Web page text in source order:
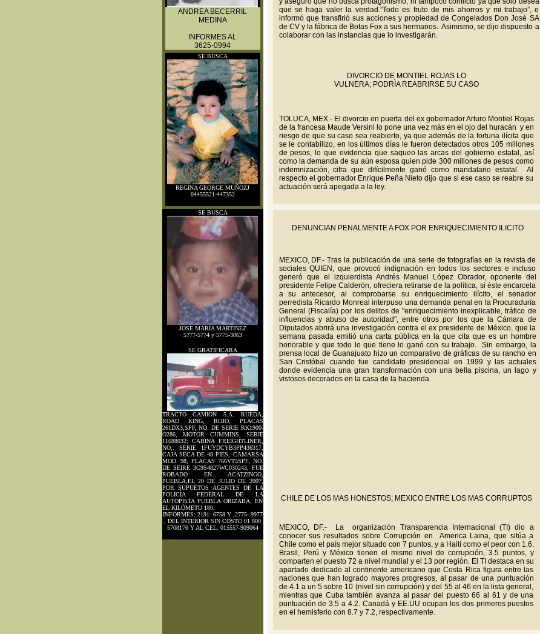
ANDREA BECERRIL
MEDINA
INFORMES AL
3625-0994
SE BUSCA
REGINA GEORGE MUÑOZJ
04455521-447352
SE BUSCA
JOSE MARIA MARTINEZ
5777-5774 y 5775-3063
SE GRATIFICARA
TRACTO CAMION 5.A. RUEDA,
ROAD KING, ROJO, PLACAS
261DX3,SPF, NO. DE SERIE RK1900-
O286, MOTOR CUMMINS, SERIE
11688032; CABINA FREIGHTLINER,
NO,. SERIE 1FUYDCYB3PP436317,
CAJA SECA DE 48 PIES, CAMARSA
MOD. 98, PLACAS 766VT5SPF, NO.
DE SEIRE 3C9S4827WC030243, FUE
ROBADO EN ACATZINGO,
PUEBLA,EL 20 DE JULIO DE 2007,
POR SUPUETOS AGENTES DE LA
POLICÌA FEDERAL DE LA
AUTOPISTA PUEBLA ORIZABA, EN
EL KILÒMETO 180.
INFORMES: 2191-.6758 Y ,2775-.9977
, DEL INTERIOR SIN COSTO 01 800
5708176 Y AL CEL: 015557-909064
que se haga valer la verdad.”Todo es fruto de mis ahorros y mi trabajo”, e
informó que transfirió sus acciones y propiedad de Congelados Don José SA
de CV y la fábrica de Botas Fox a sus hermanos. Asimismo, se dijo dispuesto a
colaborar con las instancias que lo investigarán.
DIVORCIO DE MONTIEL ROJAS LO
VULNERA; PODRÌA REABRIRSE SU CASO
TOLUCA, MEX.- El divorcio en puerta del ex gobernador Arturo Montiel Rojas
de la francesa Maude Versini lo pone una vez más en el ojo del huracán y en
riesgo de que su caso sea reabierto, ya que además de la fortuna ilícita que
se le contabilizo, en los últimos días le fueron detectados otros 105 millones
de pesos, lo que evidencia que saqueo las arcas del gobierno estatal, así
como la demanda de su aún esposa quien pide 300 millones de pesos como
indemnización, cifra que difícilmente ganó como mandatario estatal. Al
respecto el gobernador Enrique Peña Nieto dijo que si ese caso se reabre su
actuación será apegada a la ley.
DENUNCIAN PENALMENTE A FOX POR ENRIQUECIMIENTO ILICITO
MEXICO, DF.- Tras la publicación de una serie de fotografías en la revista de
sociales QUIEN, que provocó indignación en todos los sectores e incluso
generó que el izquierdista Andrés Manuel López Obrador, oponente del
presidente Felipe Calderón, ofreciera retirarse de la política, si éste encarcela
a su antecesor, al comprobarse su enriquecimiento ilícito, el senador
perredista Ricardo Monreal interpuso una demanda penal en la Procuraduría
General (Fiscalía) por los delitos de "enriquecimiento inexplicable, tráfico de
influencias y abuso de autoridad", entre otros por los que la Cámara de
Diputados abrirá una investigación contra el ex presidente de México, que la
semana pasada emitió una carta pública en la que cita que es un hombre
honorable y que todo lo que tiene lo ganó con su trabajo. Sin embargo, la
prensa local de Guanajuato hizo un comparativo de gráficas de su rancho en
San Cristóbal cuando fue candidato presidencial en 1999 y las actuales
donde evidencia una gran transformación con una bella piscina, un lago y
vistosos decorados en la casa de la hacienda.
CHILE DE LOS MAS HONESTOS; MEXICO ENTRE LOS MAS CORRUPTOS
MEXICO, DF.- La organización Transparencia Internacional (TI) dio a
conocer sus resultados sobre Corrupción en America Laina, que sitúa a
Chile como el país mejor situado con 7 puntos, y a Haití como el peor con 1.6.
Brasil, Perú y México tienen el mismo nivel de corrupción, 3.5 puntos, y
comparten el puesto 72 a nivel mundial y el 13 por región. El TI destaca en su
apartado dedicado al continente americano que Costa Rica figura entre las
naciones que han logrado mayores progresos, al pasar de una puntuación
de 4.1 a un 5 sobre 10 (nivel sin corrupción) y del 55 al 46 en la lista general,
mientras que Cuba también avanza al pasar del puesto 66 al 61 y de una
puntuación de 3.5 a 4.2. Canadá y EE.UU ocupan los dos primeros puestos
en el hemisferio con 8.7 y 7.2, respectivamente.